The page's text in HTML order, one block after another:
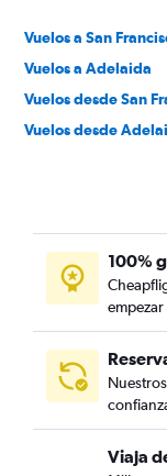
Vuelos a San
Vuelos a Adelaida
Vuelos desde San
Vuelos desde
100%
Viaja